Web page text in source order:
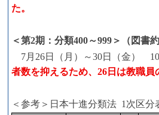
た。
＜第2期：分類400～999＞（図書約
7月26日（月）～30日（金）
者数を抑えるため、26日は教職員
＜参考＞日本十進分類法 1次区分